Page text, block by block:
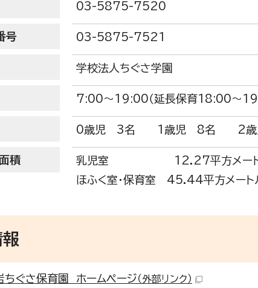
03-5875-7520
号 03-5875-7521
学校法人ちぐさ学園
7:00～19:00（延長保育18:00～
0歳児 3名 1歳児 8名 2歳
積
乳児室 12.27平方メート
ほふく室・保育室 45.44平方メート
ちぐさ保育園 ホームページ（外部リンク）